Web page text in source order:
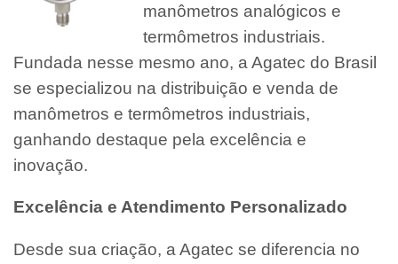
manômetros analógicos e
termômetros industriais.
Fundada nesse mesmo ano, a Agatec do Brasil
se especializou na distribuição e venda de
manômetros e termômetros industriais,
ganhando destaque pela excelência e
inovação.
Excelência e Atendimento Personalizado
Desde sua criação, a Agatec se diferencia no